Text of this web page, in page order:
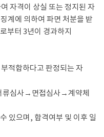
자격이 상실 또는 정지된 자
계에 의하여 파면 처분을 받
부터 3년이 경과하지
적합하다고 판정되는 자
심사→면접심사→계약체
으며, 합격여부 및 이후 일